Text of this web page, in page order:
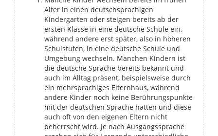
Alter in einen deutschsprachigen
Kindergarten oder steigen bereits ab der
ersten Klasse in eine deutsche Schule ein,
während andere erst später, also in höheren
Schulstufen, in eine deutsche Schule und
Umgebung wechseln. Manchen Kindern ist
die deutsche Sprache bereits bekannt und
auch im Alltag präsent, beispielsweise durch
ein mehrsprachiges Elternhaus, während
andere Kinder noch keine Berührungspunkte
mit der deutschen Sprache hatten und diese
auch oft von den eigenen Eltern nicht
beherrscht wird. Je nach Ausgangssprache